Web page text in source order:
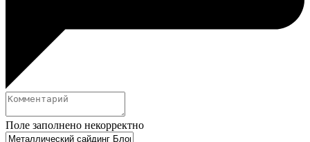
Поле заполнено некорректно